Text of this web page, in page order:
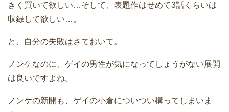
きく買いて欲しい…そして、表題作はせめて3話くらいは
収録して欲しい…。
と、自分の失敗はさておいて。
ノンケなのに、ゲイの男性が気になってしょうがない展開
は良いですよね。
ノンケの新開も、ゲイの小倉についつい構ってしまいま